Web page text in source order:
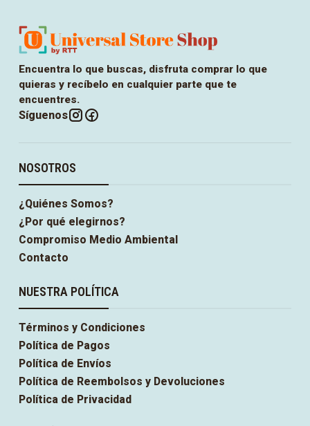
Encuentra lo que buscas, disfruta comprar lo que
quieras y recíbelo en cualquier parte que te
encuentres.
Síguenos
NOSOTROS
¿Quiénes Somos?
¿Por qué elegirnos?
Compromiso Medio Ambiental
Contacto
NUESTRA POLÍTICA
Términos y Condiciones
Política de Pagos
Política de Envíos
Política de Reembolsos y Devoluciones
Política de Privacidad